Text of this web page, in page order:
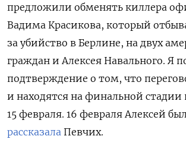
предложили обменять киллера
Вадима Красикова, который
за убийство в Берлине, на двух
граждан и Алексея Навального. Я
подтверждение о том, что
и находятся на финальной стадии
15 февраля. 16 февраля Алексей
рассказала Певчих.